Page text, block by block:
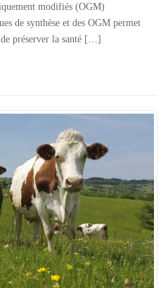
modifiés (OGM)
de synthèse et des OGM permet
préserver la santé […]